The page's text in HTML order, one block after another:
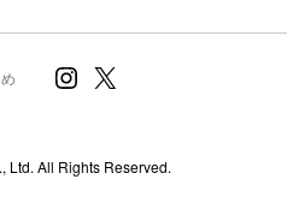
Instagram
X
Ltd. All Rights Reserved.